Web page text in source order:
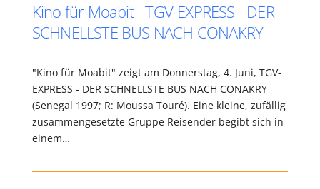
Kino für Moabit - TGV-EXPRESS - DER
SCHNELLSTE BUS NACH CONAKRY
"Kino für Moabit" zeigt am Donnerstag, 4. Juni, TGV-
EXPRESS - DER SCHNELLSTE BUS NACH CONAKRY
(Senegal 1997; R: Moussa Touré). Eine kleine, zufällig
zusammengesetzte Gruppe Reisender begibt sich in
einem…